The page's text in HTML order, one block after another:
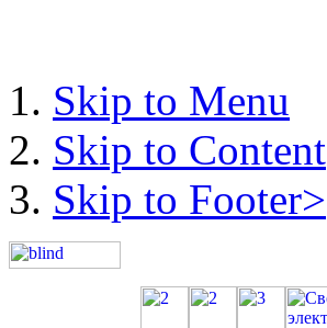
Skip to Menu
Skip to Content
Skip to Footer>